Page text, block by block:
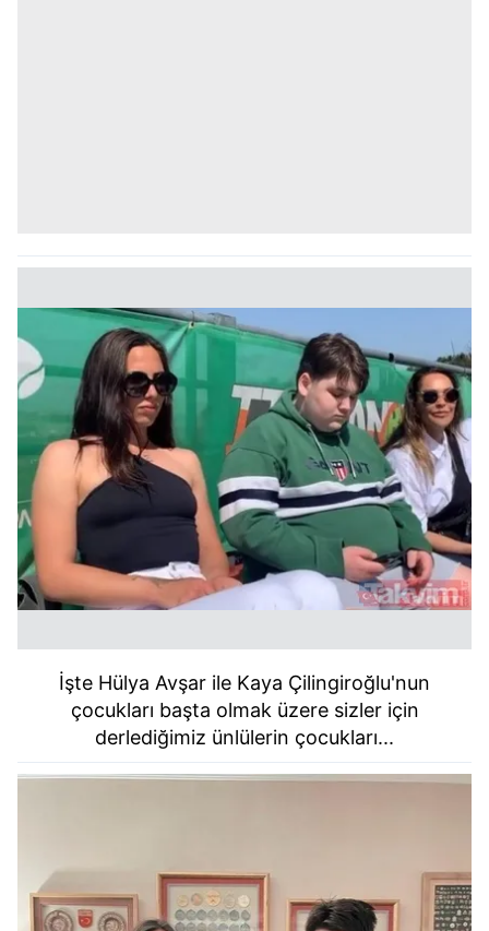
İşte Hülya Avşar ile Kaya Çilingiroğlu'nun
çocukları başta olmak üzere sizler için
derlediğimiz ünlülerin çocukları...